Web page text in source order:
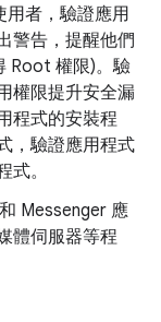
用者，驗證應用
警告，提醒他們
Root 權限)。驗
權限提升安全漏
程式的安裝程
，驗證應用程式
。
Messenger 應
體伺服器等程